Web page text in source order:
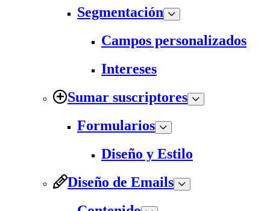
Segmentación
Campos personalizados
Intereses
Sumar suscriptores
Formularios
Diseño y Estilo
Diseño de Emails